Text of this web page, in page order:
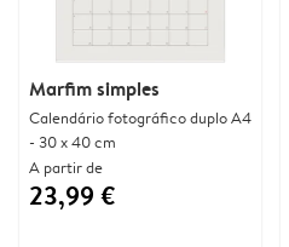
Marfim simples
Calendário fotográfico duplo A4
- 30 x 40 cm
A partir de
23,99 €